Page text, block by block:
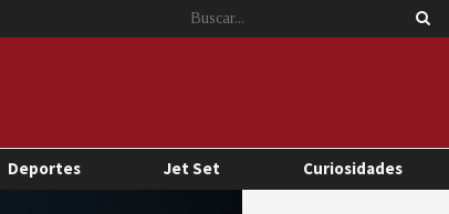
Deportes Jet Set Curiosidades